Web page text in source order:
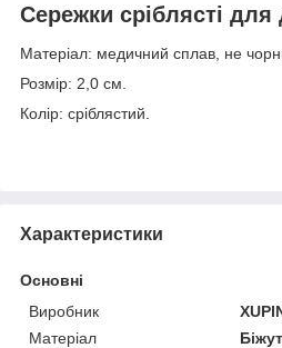
Сережки сріблясті для
Матеріал: медичний сплав, не
Розмір: 2,0 см.
Колір: сріблястий.
Характеристики
Основні
Виробник
Матеріал